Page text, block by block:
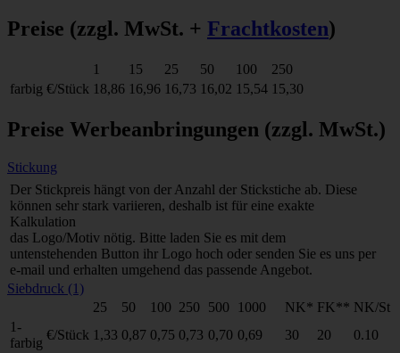
Preise (zzgl. MwSt. + Frachtkosten)
1 15 25 50 100
250
farbig €/Stück 18,86 16,96 16,73 16,02 15,54 15,30
Preise Werbeanbringungen (zzgl. MwSt.)
Stickung
Der Stickpreis hängt von der Anzahl der Stickstiche ab. Diese
können sehr stark variieren, deshalb ist für eine exakte
Kalkulation
das Logo/Motiv nötig. Bitte laden Sie es mit dem
untenstehenden Button ihr Logo hoch oder senden Sie es uns per
e-mail und erhalten umgehend das passende Angebot.
Siebdruck (1)
25
50 100 250 500 1000 NK* FK** NK/St
1-
farbig
€/Stück 1,33 0,87 0,75 0,73 0,70 0,69 30 20
0.10